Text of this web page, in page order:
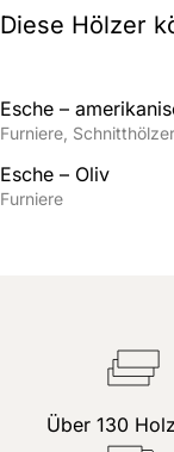
Diese Hölzer
Esche –
Furniere Schnitthölzer
Esche – Oliv
Furniere
Über 130